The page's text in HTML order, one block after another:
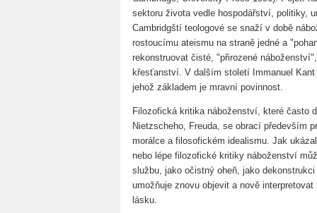
sektoru života vedle hospodářství, politiky,
Cambridgští teologové se snaží v době
rostoucímu ateismu na straně jedné a
rekonstruovat čisté, "přirozené
křesťanství. V dalším století Immanuel
jehož základem je mravní povinnost.
Filozofická kritika náboženství, které často
Nietzscheho, Freuda, se obrací především
morálce a filosofickém idealismu. Jak
nebo lépe filozofické kritiky náboženství
službu, jako očistný oheň, jako
umožňuje znovu objevit a nově
lásku.